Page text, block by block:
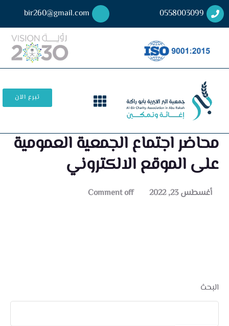
0558003099
bir260@gmail.com
تبرع الآن
محاضر اجتماع الجمعية العمومية
على الموقع الالكتروني
أغسطس 23, 2022 Comment off
البحث